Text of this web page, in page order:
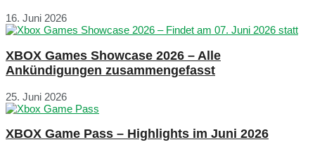
16. Juni 2026
XBOX Games Showcase 2026 – Alle
Ankündigungen zusammengefasst
25. Juni 2026
XBOX Game Pass – Highlights im Juni 2026